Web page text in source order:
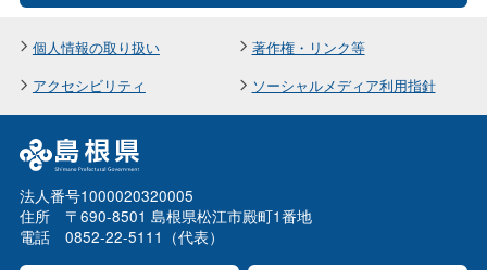
個人情報の取り扱い
著作権・リンク等
アクセシビリティ
ソーシャルメディア利用指針
法人番号1000020320005
住所 〒690-8501 島根県松江市殿町1番地
電話 0852-22-5111（代表）